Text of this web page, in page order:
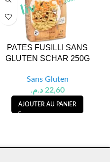
PATES FUSILLI SANS
GLUTEN SCHAR 250G
Sans Gluten
22,60 د.م.
AJOUTER AU PANIER